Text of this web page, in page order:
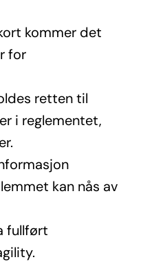
kommer det
for
retten til
i reglementet,
kan nås av
fullført